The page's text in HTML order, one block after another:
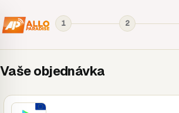
1 2
Vaše objednávka